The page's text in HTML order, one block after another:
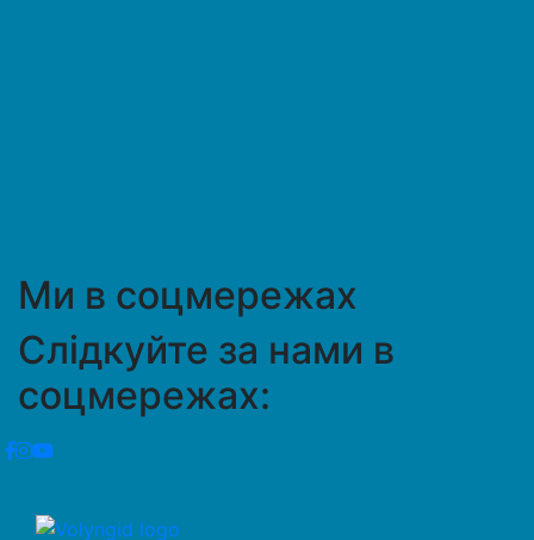
Ми в соцмережах
Слідкуйте за нами в
соцмережах: